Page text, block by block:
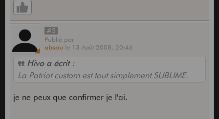
#3
Publié par
absou le 13 Août 2008, 20:46
Hivo a écrit :
La Patriot custom est tout simplement SUBLIME.
je ne peux que confirmer je l'ai.